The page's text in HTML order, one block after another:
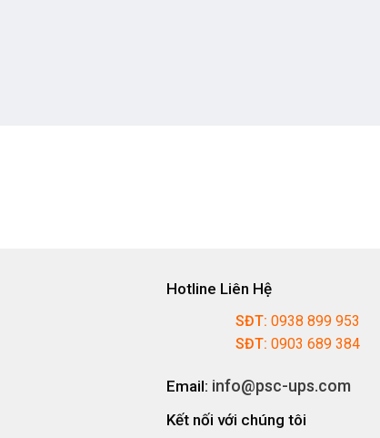
Hotline Liên Hệ
SĐT: 0938 899 953
SĐT: 0903 689 384
Email: info@psc-ups.com
Kết nối với chúng tôi